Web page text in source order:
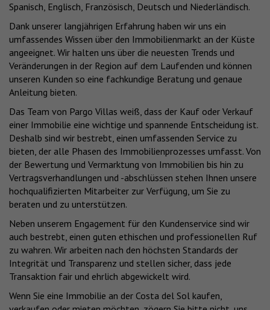
Spanisch, Englisch, Französisch, Deutsch und Niederländisch.
Dank unserer langjährigen Erfahrung haben wir uns ein
umfassendes Wissen über den Immobilienmarkt an der Küste
angeeignet. Wir halten uns über die neuesten Trends und
Veränderungen in der Region auf dem Laufenden und können
unseren Kunden so eine fachkundige Beratung und genaue
Anleitung bieten.
Das Team von Pargo Villas weiß, dass der Kauf oder Verkauf
einer Immobilie eine wichtige und spannende Entscheidung ist.
Deshalb sind wir bestrebt, einen umfassenden Service zu
bieten, der alle Phasen des Immobilienprozesses umfasst. Von
der Bewertung und Vermarktung von Immobilien bis hin zu
Vertragsverhandlungen und -abschlüssen stehen Ihnen unsere
hochqualifizierten Mitarbeiter zur Verfügung, um Sie zu
beraten und zu unterstützen.
Neben unserem Engagement für den Kundenservice sind wir
auch bestrebt, einen guten ethischen und professionellen Ruf
zu wahren. Wir arbeiten nach den höchsten Standards der
Integrität und Transparenz und stellen sicher, dass jede
Transaktion fair und ehrlich abgewickelt wird.
Wenn Sie eine Immobilie an der Costa del Sol kaufen,